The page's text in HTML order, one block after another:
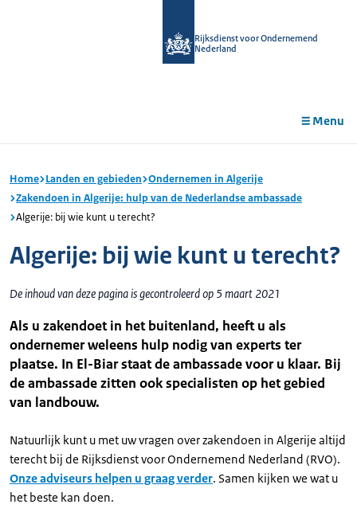
Rijksdienst voor Ondernemend
Nederland
Menu
Home Landen en gebieden Ondernemen in Algerije
Zakendoen in Algerije: hulp van de Nederlandse ambassade
Algerije: bij wie kunt u terecht?
Algerije: bij wie kunt u terecht?
De inhoud van deze pagina is gecontroleerd op 5 maart 2021
Als u zakendoet in het buitenland, heeft u als
ondernemer weleens hulp nodig van experts ter
plaatse. In El-Biar staat de ambassade voor u klaar. Bij
de ambassade zitten ook specialisten op het gebied
van landbouw.
Natuurlijk kunt u met uw vragen over zakendoen in Algerije altijd
terecht bij de Rijksdienst voor Ondernemend Nederland (RVO).
Onze adviseurs helpen u graag verder. Samen kijken we wat u
het beste kan doen.